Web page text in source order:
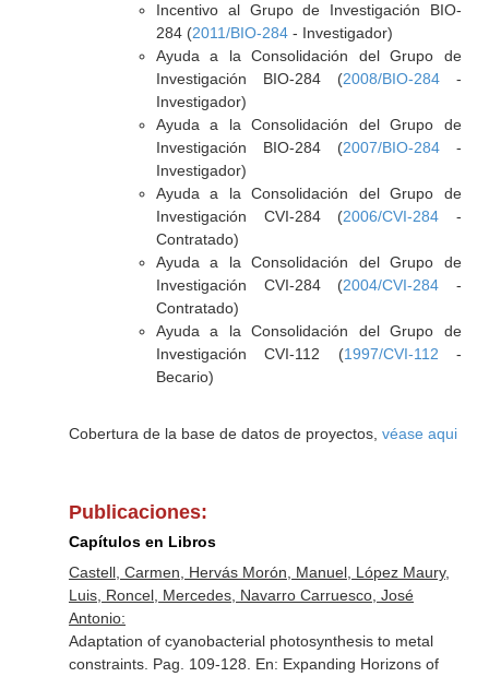
Incentivo al Grupo de Investigación BIO-
284 (2011/BIO-284- Investigador)
Ayuda a la Consolidación del Grupo de
Investigación BIO-284 (2008/BIO-284-
Investigador)
Ayuda a la Consolidación del Grupo de
Investigación BIO-284 (2007/BIO-284-
Investigador)
Ayuda a la Consolidación del Grupo de
Investigación CVI-284 (2006/CVI-284 -
Contratado)
Ayuda a la Consolidación del Grupo de
Investigación CVI-284 (2004/CVI-284 -
Contratado)
Ayuda a la Consolidación del Grupo de
Investigación CVI-112 (1997/CVI-112 -
Becario)
Cobertura de la base de datos de proyectos, véase aqui
Publicaciones:
Capítulos en Libros
Castell, Carmen, Hervás Morón, Manuel, López Maury,
Luis, Roncel, Mercedes, Navarro Carruesco, José
Antonio:
Adaptation of cyanobacterial photosynthesis to metal
constraints. Pag. 109-128. En: Expanding Horizons of